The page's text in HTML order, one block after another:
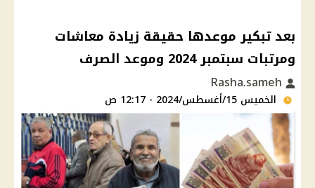
بعد تبكير موعدها حقيقة زيادة معاشات
ومرتبات سبتمبر 2024 وموعد الصرف
الخميس 15/أغسطس/2024 - 12:17 ص